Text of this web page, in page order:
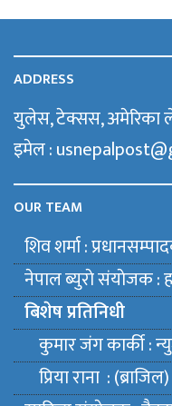
ADDRESS
युलेस, टेक्सस, अमेरिका
इमेल :
OUR TEAM
शिव शर्मा :
नेपाल ब्युराे संयाेजक :
बिशेष प्रतिनिधी
कुमार जंग कार्की :
प्रिया राना : (ब्राजिल)